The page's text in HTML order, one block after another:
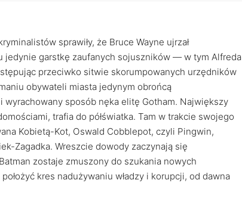
sprawiły, że Bruce Wayne ujrzał
jedynie garstkę zaufanych sojuszników — w tym Alfreda
przeciwko sitwie skorumpowanych urzędników
obywateli miasta jedynym obrońcą
sposób nęka elitę Gotham. Największy
trafia do półświatka. Tam w trakcie swojego
Kobietą-Kot, Oswald Cobblepot, czyli Pingwin,
Zagadka. Wreszcie dowody zaczynają się
zostaje zmuszony do szukania nowych
kres nadużywaniu władzy i korupcji, od dawna